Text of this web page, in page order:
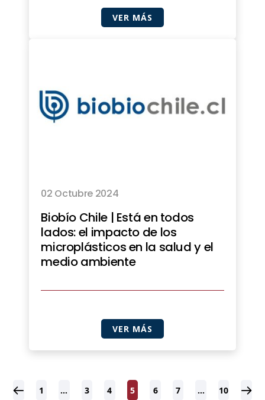
VER MÁS
02 Octubre 2024
Biobío Chile | Está en todos
lados: el impacto de los
microplásticos en la salud y el
medio ambiente
VER MÁS
1 … 3 4 5 6 7 … 10